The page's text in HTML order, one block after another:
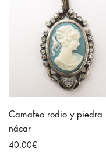
Camafeo rodio y piedra
nácar
40,00€